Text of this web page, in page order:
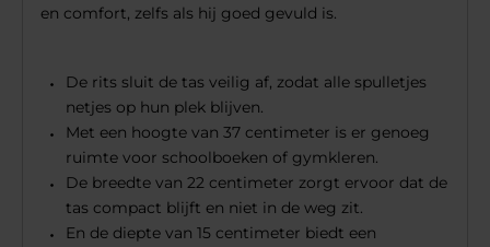
en comfort, zelfs als hij goed gevuld is.
De rits sluit de tas veilig af, zodat alle spulletjes
netjes op hun plek blijven.
Met een hoogte van 37 centimeter is er genoeg
ruimte voor schoolboeken of gymkleren.
De breedte van 22 centimeter zorgt ervoor dat de
tas compact blijft en niet in de weg zit.
En de diepte van 15 centimeter biedt een